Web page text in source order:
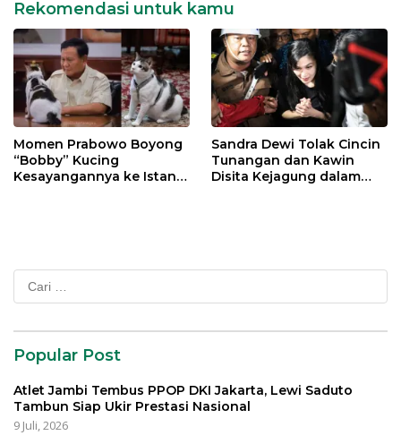
Rekomendasi untuk kamu
Momen Prabowo Boyong
“Bobby” Kucing
Kesayangannya ke Istana
Sandra Dewi Tolak Cincin
Tunangan dan Kawin
Disita Kejagung dalam
Cari
untuk:
Popular Post
Atlet Jambi Tembus PPOP DKI Jakarta, Lewi Saduto
Tambun Siap Ukir Prestasi Nasional
9 Juli, 2026